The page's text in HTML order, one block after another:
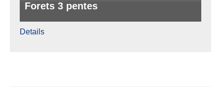
Forets 3 pentes
Details